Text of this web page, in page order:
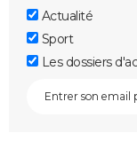
Actualité
Sport
Les dossiers